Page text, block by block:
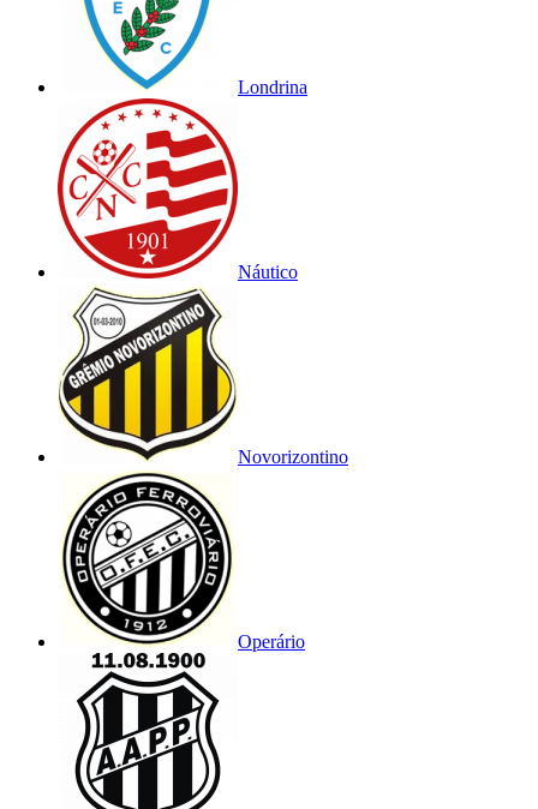
Londrina
Náutico
Novorizontino
Operário